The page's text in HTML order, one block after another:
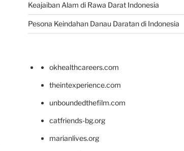
Keajaiban Alam di Rawa Darat Indonesia
Pesona Keindahan Danau Daratan di Indonesia
okhealthcareers.com
theintexperience.com
unboundedthefilm.com
catfriends-bg.org
marianlives.org